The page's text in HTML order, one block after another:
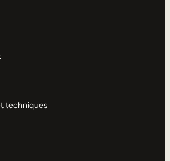
techniques